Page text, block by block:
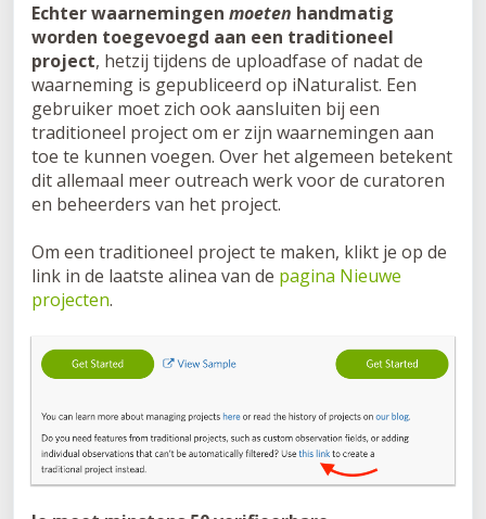
Echter waarnemingen moeten handmatig
worden toegevoegd aan een traditioneel
project, hetzij tijdens de uploadfase of nadat de
waarneming is gepubliceerd op iNaturalist. Een
gebruiker moet zich ook aansluiten bij een
traditioneel project om er zijn waarnemingen aan
toe te kunnen voegen. Over het algemeen betekent
dit allemaal meer outreach werk voor de curatoren
en beheerders van het project.
Om een traditioneel project te maken, klikt je op de
link in de laatste alinea van de pagina Nieuwe
projecten.